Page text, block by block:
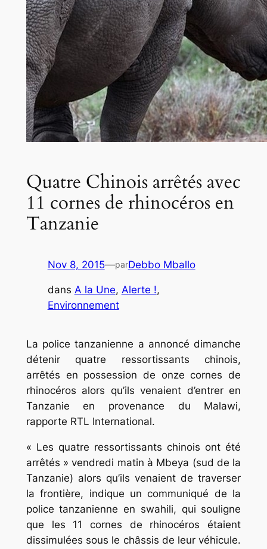
Quatre Chinois arrêtés avec
11 cornes de rhinocéros en
Tanzanie
Nov 8, 2015—parDebbo Mballo
dans A la Une, Alerte !
Environnement
La police tanzanienne a annoncé dimanche
détenir quatre ressortissants chinois,
arrêtés en possession de onze cornes de
rhinocéros alors qu’ils venaient d’entrer en
Tanzanie en provenance du Malawi,
rapporte RTL International.
« Les quatre ressortissants chinois ont été
arrêtés » vendredi matin à Mbeya (sud de la
Tanzanie) alors qu’ils venaient de traverser
la frontière, indique un communiqué de la
police tanzanienne en swahili, qui souligne
que les 11 cornes de rhinocéros étaient
dissimulées sous le châssis de leur véhicule.